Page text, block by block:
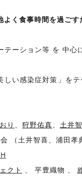
く食事時間を過ごす
ーション等 を 中
い感染症対策」を
り 、 狩野佑真、 土井
土井智喜、浦田孝
クト 、 平豊織物 、